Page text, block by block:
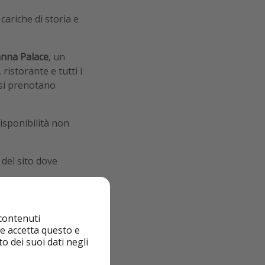
di storia e
Palace, un
ristorante e tutti i
prenotano
non
sito dove
un’occhiata
accetta questo e
dei suoi dati negli